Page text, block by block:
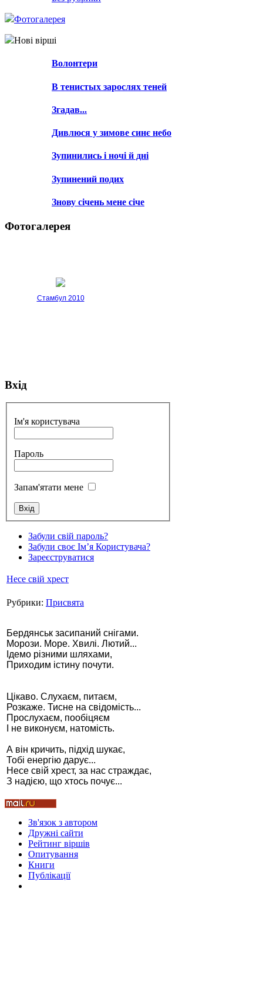
Фотогалерея
Нові вірші
Волонтери
В тенистых зарослях теней
Згадав...
Дивлюся у зимове синє небо
Зупинились і ночі й дні
Зупинений подих
Знову січень мене січе
Фотогалерея
Стамбул 2010
Стамбул 2010
Стамбул 2010
Стамбул 2010
Вхід
Ім'я користувача
Пароль
Запам'ятати мене
Забули свій пароль?
Забули своє Ім’я Користувача?
Зареєструватися
Несе свій хрест
Рубрики: Присвята
Бердянськ засипаний снігами.
Морози. Море. Хвилі. Лютий...
Ідемо різними шляхами,
Приходим істину почути.
Цікаво. Слухаєм, питаєм,
Розкаже. Тисне на свідомість...
Прослухаєм, пообіцяєм
І не виконуєм, натомість.
А він кричить, підхід шукає,
Тобі енергію дарує...
Несе свій хрест, за нас страждає,
З надією, що хтось почує...
Зв'язок з автором
Дружні cайти
Рейтинг віршів
Опитування
Книги
Публікації